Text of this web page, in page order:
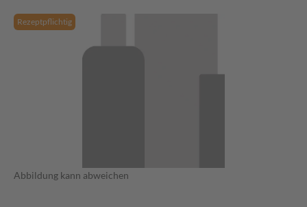
Rezeptpflichtig
Abbildung kann abweichen